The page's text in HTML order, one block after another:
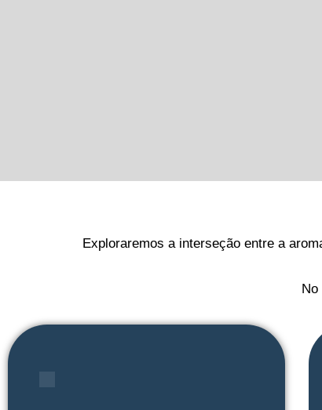
Exploraremos a interseção entre a
No